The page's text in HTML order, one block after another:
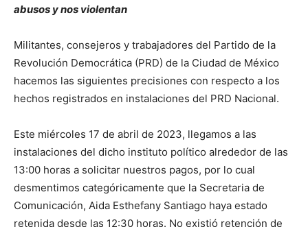
abusos y nos violentan
Militantes, consejeros y trabajadores del Partido de la
Revolución Democrática (PRD) de la Ciudad de México
hacemos las siguientes precisiones con respecto a los
hechos registrados en instalaciones del PRD Nacional.
Este miércoles 17 de abril de 2023, llegamos a las
instalaciones del dicho instituto político alrededor de las
13:00 horas a solicitar nuestros pagos, por lo cual
desmentimos categóricamente que la Secretaria de
Comunicación, Aida Esthefany Santiago haya estado
retenida desde las 12:30 horas. No existió retención de